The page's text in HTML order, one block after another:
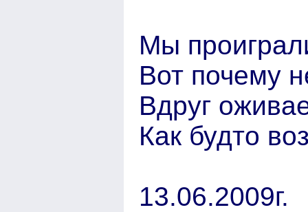
Мы
Вот почему
Вдруг
Как будто
13.06.2009г.